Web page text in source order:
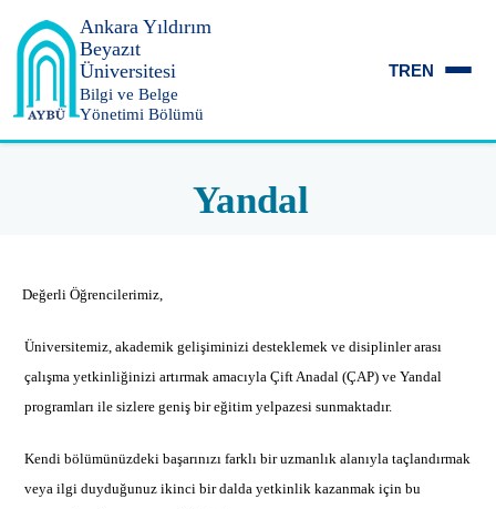
Ankara Yıldırım
Beyazıt
Üniversitesi
Bilgi ve Belge
Yönetimi Bölümü
TREN
Yandal
Değerli Öğrencilerimiz,
Üniversitemiz, akademik gelişiminizi desteklemek ve disiplinler arası
çalışma yetkinliğinizi artırmak amacıyla Çift Anadal (ÇAP) ve Yandal
programları ile sizlere geniş bir eğitim yelpazesi sunmaktadır.
Kendi bölümünüzdeki başarınızı farklı bir uzmanlık alanıyla taçlandırmak
veya ilgi duyduğunuz ikinci bir dalda yetkinlik kazanmak için bu